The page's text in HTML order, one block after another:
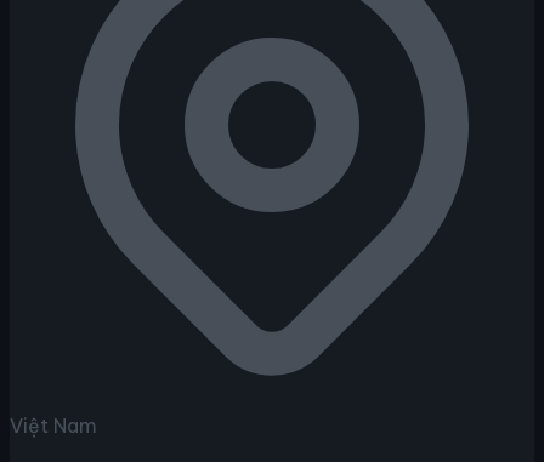
Việt Nam